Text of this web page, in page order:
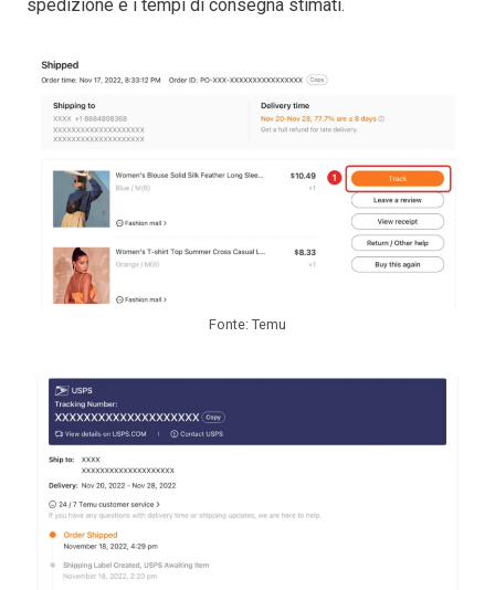
spedizione e i tempi di consegna stimati.
Fonte: Temu